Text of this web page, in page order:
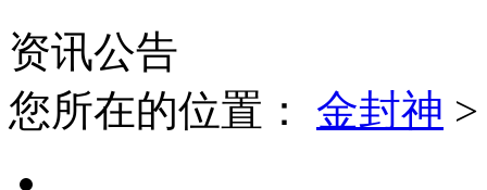
资讯公告
您所在的位置： 金封神